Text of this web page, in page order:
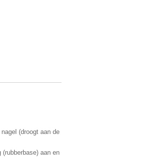
(droogt aan de
aan en